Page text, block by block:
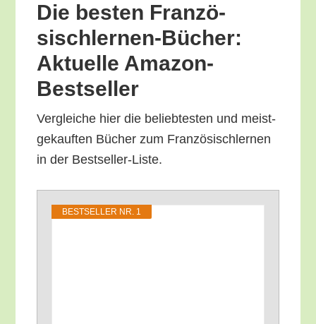
Die bes­ten Fran­zö­
sisch­ler­nen-Bücher:
Aktu­el­le Amazon-
Bestseller
Ver­glei­che hier die belieb­tes­ten und meist­
ge­kauf­ten Bücher zum Fran­zö­sisch­ler­nen
in der Bestseller-Liste.
BEST­SEL­LER NR. 1